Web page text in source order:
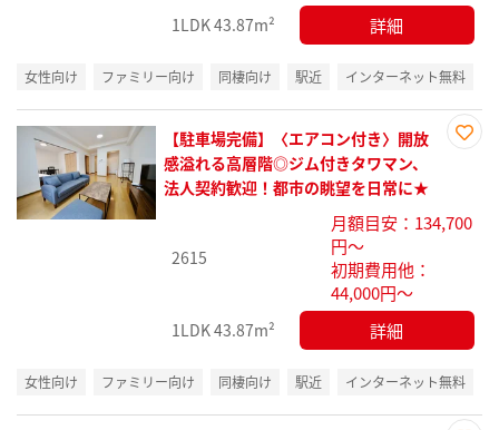
1LDK43.87m² 詳細
女性向け ファミリー向け 同棲向け 駅近 インターネット無料
録
【駐車場完備】〈エアコン付き〉開放
感溢れる高層階◎ジム付きタワマン、
法人契約歓迎！都市の眺望を日常に★
2615
月額目安：134,700
円～
初期費用他：
44,000円～
1LDK43.87m² 詳細
女性向け ファミリー向け 同棲向け 駅近 インターネット無料